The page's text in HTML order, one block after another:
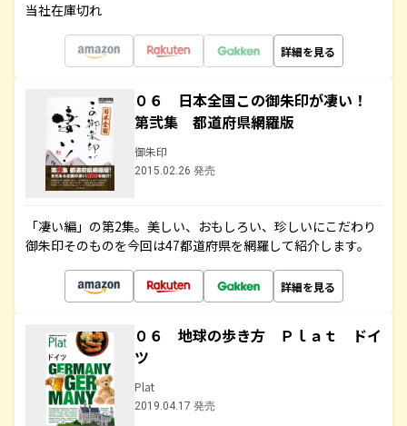
当社在庫切れ
詳細を見る
０６ 日本全国この御朱印が凄い！
第弐集 都道府県網羅版
御朱印
2015.02.26 発売
「凄い編」の第2集。美しい、おもしろい、珍しいにこだわり
御朱印そのものを今回は47都道府県を網羅して紹介します。
詳細を見る
０６ 地球の歩き方 Ｐｌａｔ ドイ
ツ
Plat
2019.04.17 発売